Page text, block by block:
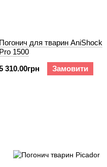
Погонич для тварин AniShock
Pro 1500
310.00грн
Замовити